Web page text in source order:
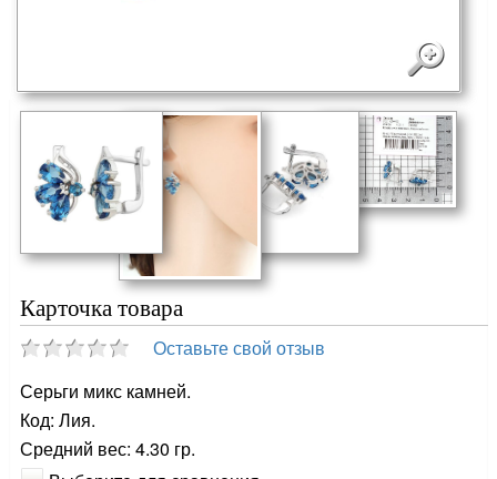
Карточка товара
Оставьте свой отзыв
Серьги микс камней.
Код: Лия.
Средний вес: 4.30 гр.